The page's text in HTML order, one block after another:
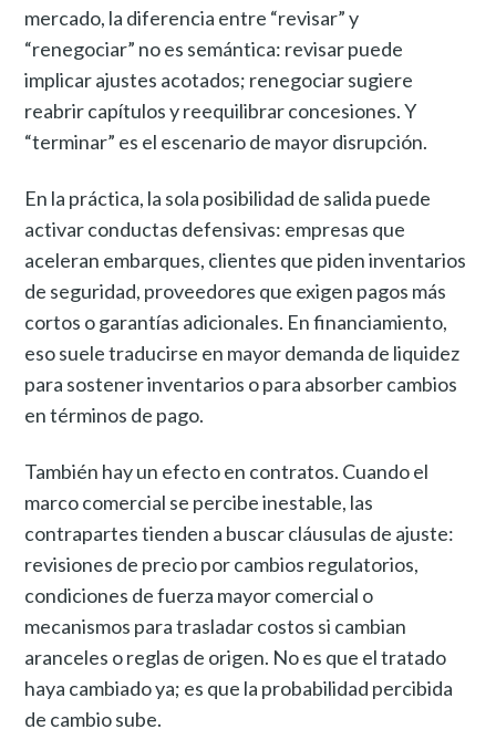
mercado, la diferencia entre “revisar” y
“renegociar” no es semántica: revisar puede
implicar ajustes acotados; renegociar sugiere
reabrir capítulos y reequilibrar concesiones. Y
“terminar” es el escenario de mayor disrupción.
En la práctica, la sola posibilidad de salida puede
activar conductas defensivas: empresas que
aceleran embarques, clientes que piden inventarios
de seguridad, proveedores que exigen pagos más
cortos o garantías adicionales. En financiamiento,
eso suele traducirse en mayor demanda de liquidez
para sostener inventarios o para absorber cambios
en términos de pago.
También hay un efecto en contratos. Cuando el
marco comercial se percibe inestable, las
contrapartes tienden a buscar cláusulas de ajuste:
revisiones de precio por cambios regulatorios,
condiciones de fuerza mayor comercial o
mecanismos para trasladar costos si cambian
aranceles o reglas de origen. No es que el tratado
haya cambiado ya; es que la probabilidad percibida
de cambio sube.